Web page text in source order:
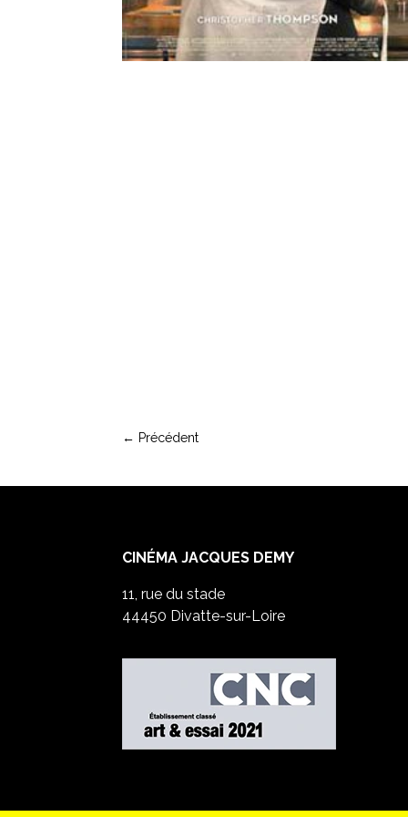
← Précédent
CINÉMA JACQUES DEMY
11, rue du stade
44450 Divatte-sur-Loire